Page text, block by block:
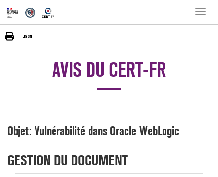
Toggle
AVIS DU CERT-FR
Objet: Vulnérabilité dans Oracle WebLogic
GESTION DU DOCUMENT